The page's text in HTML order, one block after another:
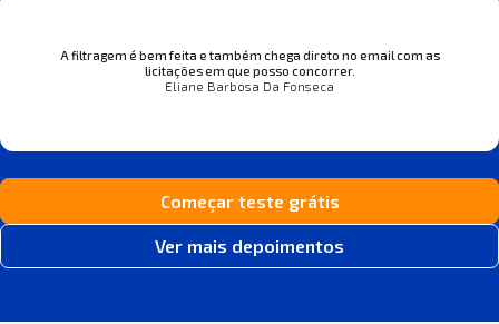
A filtragem é bem feita e também chega direto no email com as
licitações em que posso concorrer.
Eliane Barbosa Da Fonseca
Começar teste grátis
Ver mais depoimentos